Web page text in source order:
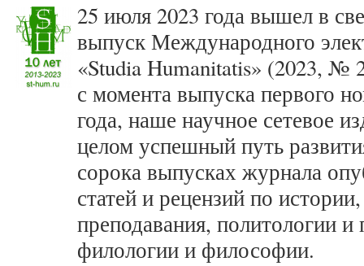
25 июля 2023 года вышел в
выпуск Международного
«Studia Humanitatis» (2023, №
с момента выпуска первого
года, наше научное сетевое
целом успешный путь
сорока выпусках журнала
статей и рецензий по
преподавания, политологии
филологии и философии.